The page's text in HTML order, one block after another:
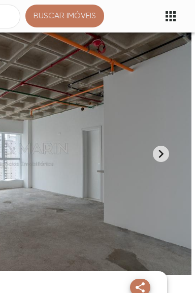
BUSCAR IMÓVEIS